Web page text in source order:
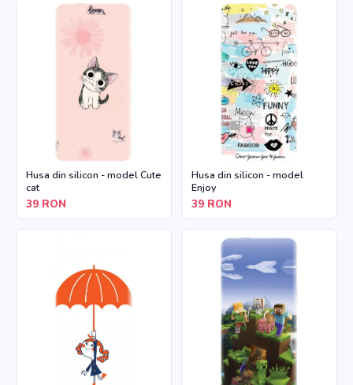
Husa din silicon - model Cute
cat
39 RON
Husa din silicon - model
Enjoy
39 RON